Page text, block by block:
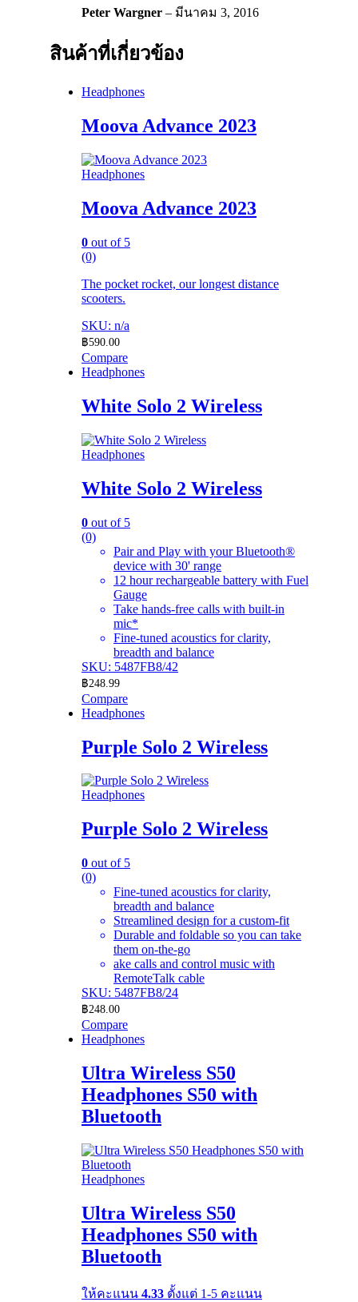
Peter Wargner – มีนาคม 3, 2016
สินค้าที่เกี่ยวข้อง
Headphones
Moova Advance 2023
Headphones
Moova Advance 2023
0 out of 5
(0)
The pocket rocket, our longest distance
scooters.
SKU: n/a
฿590.00
Compare
Headphones
White Solo 2 Wireless
Headphones
White Solo 2 Wireless
0 out of 5
(0)
Pair and Play with your Bluetooth®
device with 30' range
12 hour rechargeable battery with Fuel
Gauge
Take hands-free calls with built-in
mic*
Fine-tuned acoustics for clarity,
breadth and balance
SKU: 5487FB8/42
฿248.99
Compare
Headphones
Purple Solo 2 Wireless
Headphones
Purple Solo 2 Wireless
0 out of 5
(0)
Fine-tuned acoustics for clarity,
breadth and balance
Streamlined design for a custom-fit
Durable and foldable so you can take
them on-the-go
ake calls and control music with
RemoteTalk cable
SKU: 5487FB8/24
฿248.00
Compare
Headphones
Ultra Wireless S50
Headphones S50 with
Bluetooth
Headphones
Ultra Wireless S50
Headphones S50 with
Bluetooth
ให้คะแนน 4.33 ตั้งแต่ 1-5 คะแนน